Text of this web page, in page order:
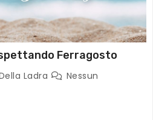
Ferragosto
Ladra
Nessun